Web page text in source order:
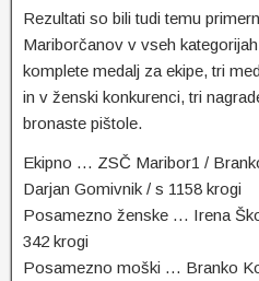
Rezultati so bili tudi temu
Mariborčanov v vseh
komplete medalj za ekipe, tri
in v ženski konkurenci, tri
bronaste pištole.
Ekipno … ZSČ Maribor1 /
Darjan Gomivnik / s 1158 krogi
Posamezno ženske … Irena
342 krogi
Posamezno moški … Branko